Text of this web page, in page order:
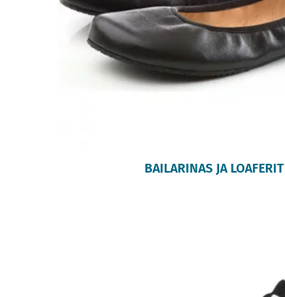
BAILARINAS JA LOAFERIT